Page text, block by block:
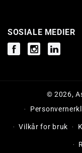
SOSIALE MEDIER
FacebookInstagramInstagram
© 2026,
Vilkår for bruk